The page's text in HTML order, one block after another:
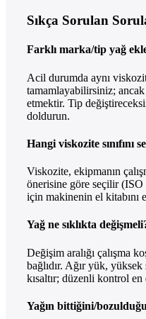
Sıkça Sorulan
Farklı marka/tip yağ
Acil durumda aynı
tamamlayabilirsiniz; ancak
etmektir. Tip
doldurun.
Hangi viskozite sınıfını
Viskozite, ekipmanın
önerisine göre seçilir
için makinenin el kitabını
Yağ ne sıklıkta
Değişim aralığı çalışma
bağlıdır. Ağır yük, yüksek
kısaltır; düzenli kontrol en
Yağın bittiğini/